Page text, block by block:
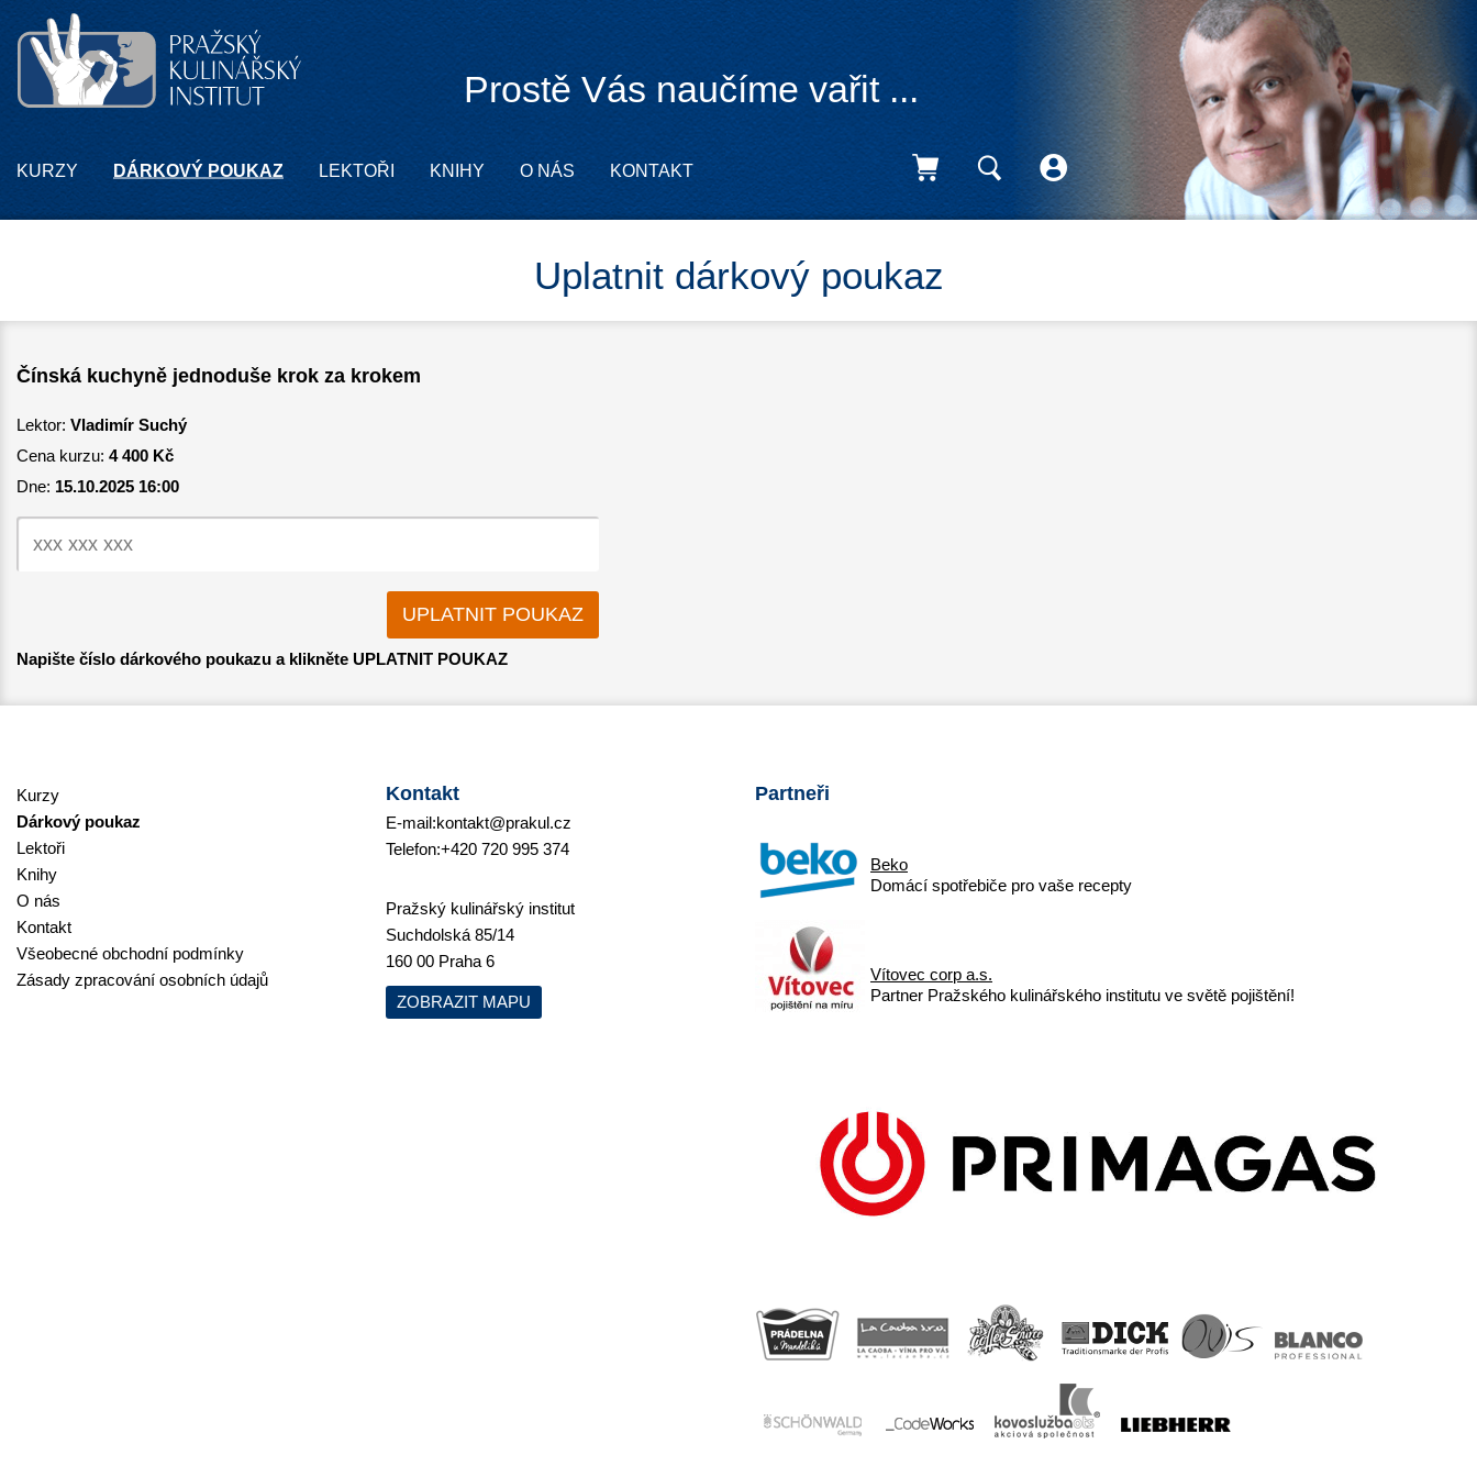
Prostě Vás naučíme vařit ...
KURZY DÁRKOVÝ POUKAZ LEKTOŘI KNIHY O NÁS KONTAKT
Uplatnit dárkový poukaz
Čínská kuchyně jednoduše krok za krokem
Lektor: Vladimír Suchý
Cena kurzu: 4 400 Kč
Dne: 15.10.2025 16:00
Napište číslo dárkového poukazu a klikněte UPLATNIT POUKAZ
Kurzy
Dárkový poukaz
Lektoři
Knihy
O nás
Kontakt
Všeobecné obchodní podmínky
Zásady zpracování osobních údajů
Kontakt
E-mail:kontakt@prakul.cz
Telefon:+420 720 995 374
Pražský kulinářský institut
Suchdolská 85/14
160 00 Praha 6
ZOBRAZIT MAPU
Partneři
Beko
Domácí spotřebiče pro vaše recepty
Vítovec corp a.s.
Partner Pražského kulinářského institutu ve světě pojištění!